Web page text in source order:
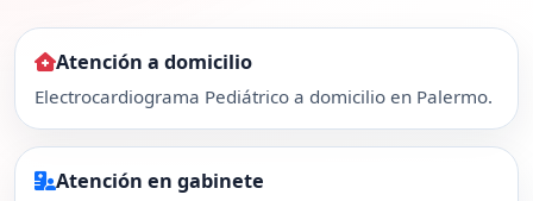
Atención a domicilio
Electrocardiograma Pediátrico a domicilio en Palermo.
Atención en gabinete